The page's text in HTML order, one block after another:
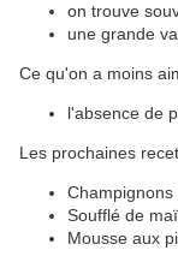
on trouve
une grande
Ce qu'on a moins
l'absence de
Les prochaines
Champignons
Soufflé de
Mousse aux